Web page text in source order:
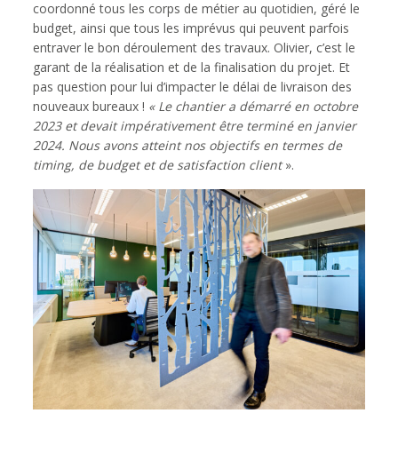
coordonné tous les corps de métier au quotidien, géré le
budget, ainsi que tous les imprévus qui peuvent parfois
entraver le bon déroulement des travaux. Olivier, c’est le
garant de la réalisation et de la finalisation du projet. Et
pas question pour lui d’impacter le délai de livraison des
nouveaux bureaux ! « Le chantier a démarré en octobre
2023 et devait impérativement être terminé en janvier
2024. Nous avons atteint nos objectifs en termes de
timing, de budget et de satisfaction client».